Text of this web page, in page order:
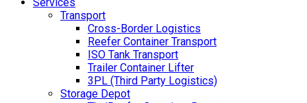
Transport
Cross-Border Logistics
Reefer Container Transport
ISO Tank Transport
Trailer Container Lifter
3PL (Third Party Logistics)
Storage Depot